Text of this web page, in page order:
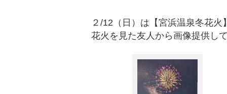
２/12（日）は【宮浜温泉冬花火
花火を見た友人から画像提供し